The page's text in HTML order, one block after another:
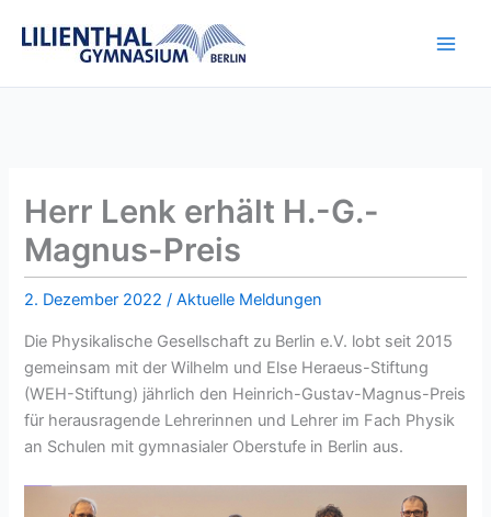
Inhalt
Herr Lenk erhält H.-G.-
Magnus-Preis
2. Dezember 2022/Aktuelle Meldungen
Die Physikalische Gesellschaft zu Berlin e.V. lobt seit 2015
gemeinsam mit der Wilhelm und Else Heraeus-Stiftung
(WEH-Stiftung) jährlich den Heinrich-Gustav-Magnus-Preis
für herausragende Lehrerinnen und Lehrer im Fach Physik
an Schulen mit gymnasialer Oberstufe in Berlin aus.